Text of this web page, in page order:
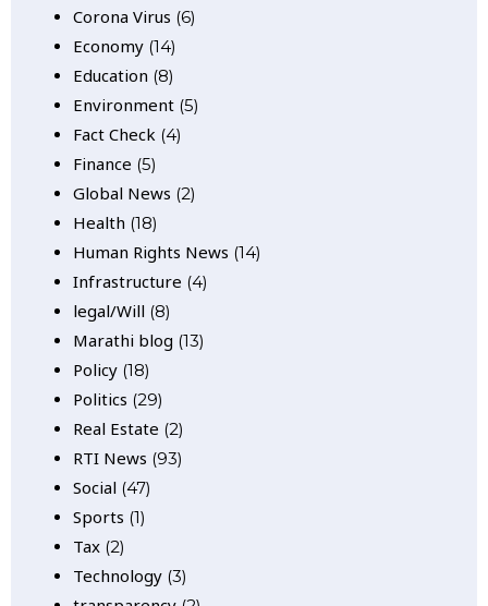
Corona Virus (6)
Economy (14)
Education (8)
Environment (5)
Fact Check (4)
Finance (5)
Global News (2)
Health (18)
Human Rights News (14)
Infrastructure (4)
legal/Will (8)
Marathi blog (13)
Policy (18)
Politics (29)
Real Estate (2)
RTI News (93)
Social (47)
Sports (1)
Tax (2)
Technology (3)